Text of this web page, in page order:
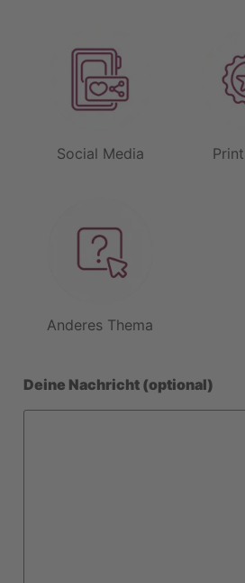
Social Media
Anderes Thema
Deine Nachricht (optional)